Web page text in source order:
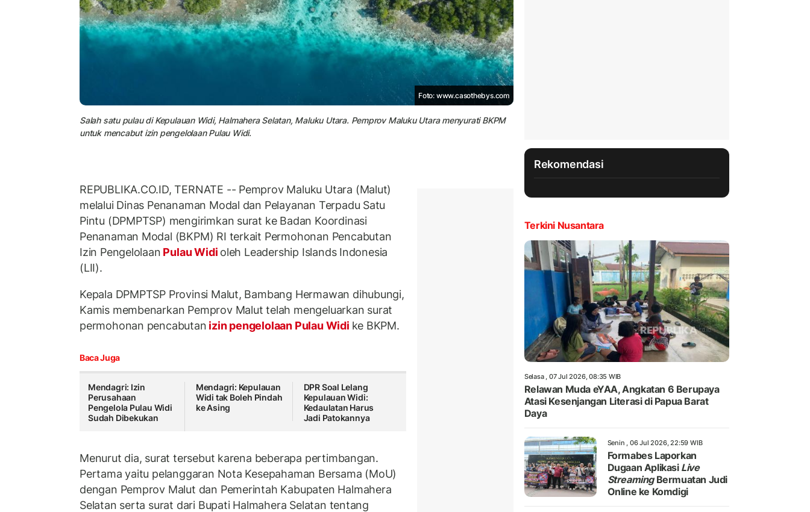
Foto: www.casothebys.com
Salah satu pulau di Kepulauan Widi, Halmahera Selatan, Maluku Utara. Pemprov Maluku Utara menyurati BKPM
untuk mencabut izin pengelolaan Pulau Widi.
REPUBLIKA.CO.ID, TERNATE -- Pemprov Maluku Utara (Malut)
melalui Dinas Penanaman Modal dan Pelayanan Terpadu Satu
Pintu (DPMPTSP) mengirimkan surat ke Badan Koordinasi
Penanaman Modal (BKPM) RI terkait Permohonan Pencabutan
Izin Pengelolaan Pulau Widi oleh Leadership Islands Indonesia
(LII).
Kepala DPMPTSP Provinsi Malut, Bambang Hermawan dihubungi,
Kamis membenarkan Pemprov Malut telah mengeluarkan surat
permohonan pencabutan izin pengelolaan Pulau Widi ke BKPM.
Baca Juga
Mendagri: Izin
Perusahaan
Pengelola Pulau Widi
Sudah Dibekukan
Mendagri: Kepulauan
Widi tak Boleh Pindah
ke Asing
DPR Soal Lelang
Kepulauan Widi:
Kedaulatan Harus
Jadi Patokannya
Menurut dia, surat tersebut karena beberapa pertimbangan.
Pertama yaitu pelanggaran Nota Kesepahaman Bersama (MoU)
dengan Pemprov Malut dan Pemerintah Kabupaten Halmahera
Selatan serta surat dari Bupati Halmahera Selatan tentang
Rekomendasi
Terkini Nusantara
Selasa , 07 Jul 2026, 08:35 WIB
Relawan Muda eYAA, Angkatan 6 Berupaya
Atasi Kesenjangan Literasi di Papua Barat
Daya
Senin , 06 Jul 2026, 22:59 WIB
Formabes Laporkan
Dugaan Aplikasi Live
StreamingBermuatan Judi
Online ke Komdigi